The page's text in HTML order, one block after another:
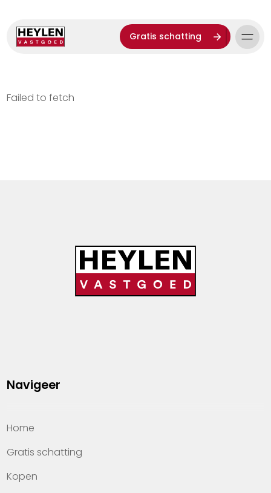
Gratis schatting
Failed to fetch
Navigeer
Home
Gratis schatting
Kopen